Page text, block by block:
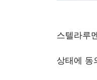
스텔라루
상태에 동